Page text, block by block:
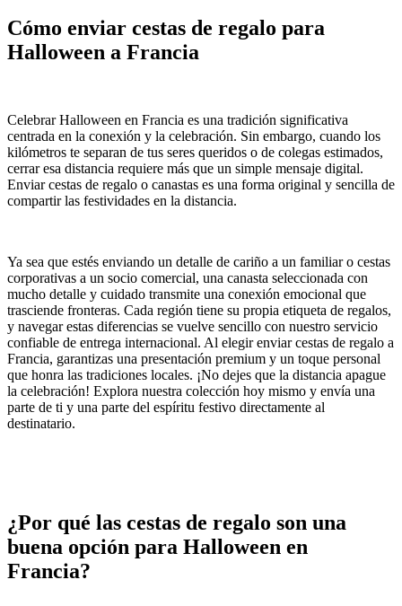
Cómo enviar cestas de regalo para
Halloween a Francia
Celebrar Halloween en Francia es una tradición significativa
centrada en la conexión y la celebración. Sin embargo, cuando los
kilómetros te separan de tus seres queridos o de colegas estimados,
cerrar esa distancia requiere más que un simple mensaje digital.
Enviar cestas de regalo o canastas es una forma original y sencilla de
compartir las festividades en la distancia.
Ya sea que estés enviando un detalle de cariño a un familiar o cestas
corporativas a un socio comercial, una canasta seleccionada con
mucho detalle y cuidado transmite una conexión emocional que
trasciende fronteras. Cada región tiene su propia etiqueta de regalos,
y navegar estas diferencias se vuelve sencillo con nuestro servicio
confiable de entrega internacional. Al elegir enviar cestas de regalo a
Francia, garantizas una presentación premium y un toque personal
que honra las tradiciones locales. ¡No dejes que la distancia apague
la celebración! Explora nuestra colección hoy mismo y envía una
parte de ti y una parte del espíritu festivo directamente al
destinatario.
¿Por qué las cestas de regalo son una
buena opción para Halloween en
Francia?